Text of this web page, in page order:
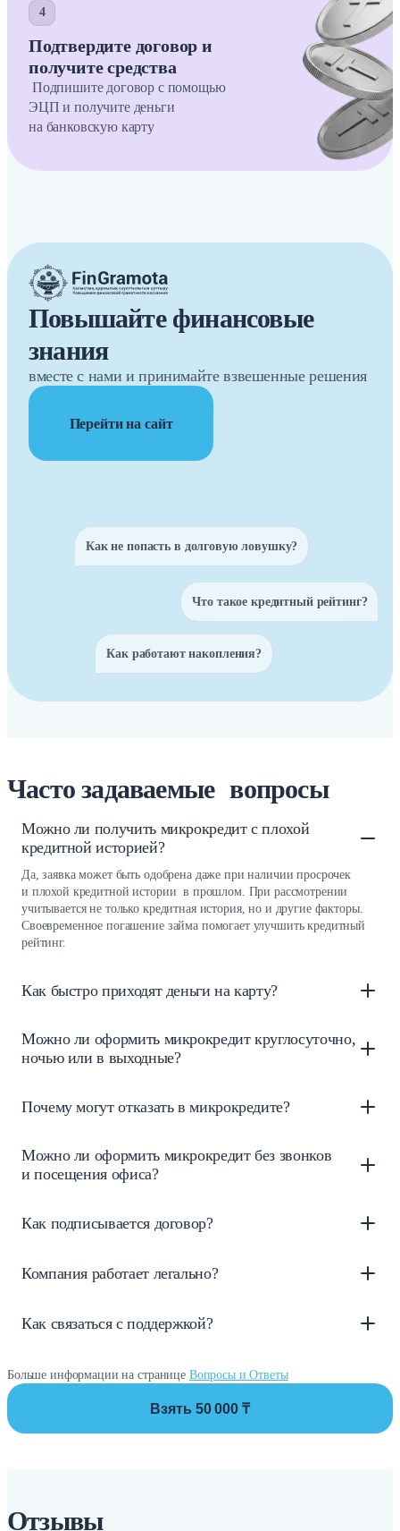
4
Подтвердите договор и
получите средства
Подпишите договор с помощью
ЭЦП и получите деньги
на банковскую карту
Повышайте финансовые
знания
вместе с нами и принимайте взвешенные решения
Перейти на сайт
Как не попасть в долговую ловушку?
Что такое кредитный рейтинг?
Как работают накопления?
Часто задаваемые вопросы
Можно ли получить микрокредит с плохой
кредитной историей?
Да, заявка может быть одобрена даже при наличии просрочек
и плохой кредитной истории в прошлом. При рассмотрении
учитывается не только кредитная история, но и другие факторы.
Своевременное погашение займа помогает улучшить кредитный
рейтинг.
Как быстро приходят деньги на карту?
Можно ли оформить микрокредит круглосуточно,
ночью или в выходные?
Почему могут отказать в микрокредите?
Можно ли оформить микрокредит без звонков
и посещения офиса?
Как подписывается договор?
Компания работает легально?
Как связаться с поддержкой?
Больше информации на странице Вопросы и Ответы
Взять 50 000 ₸
Отзывы